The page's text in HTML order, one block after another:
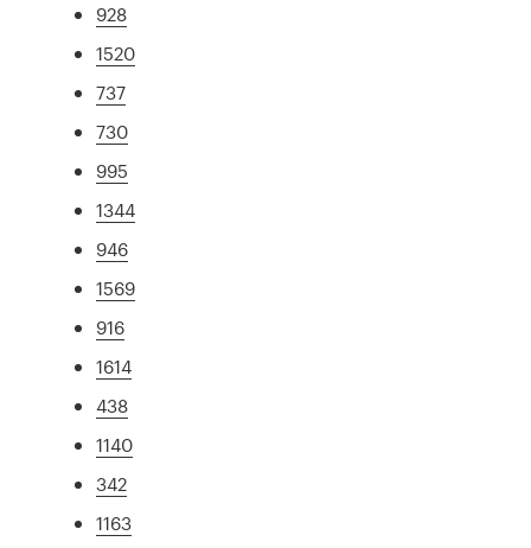
928
1520
737
730
995
1344
946
1569
916
1614
438
1140
342
1163